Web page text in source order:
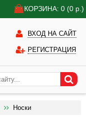
КОРЗИНА: 0 (0 р.)
ВХОД НА САЙТ
РЕГИСТРАЦИЯ
Носки